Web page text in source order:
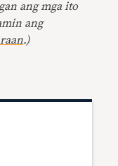
ang mga ito
ang
.)